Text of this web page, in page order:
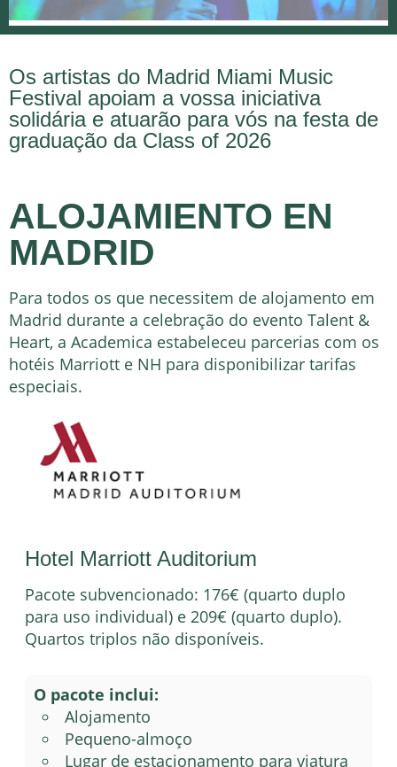
Os artistas do Madrid Miami Music
Festival apoiam a vossa iniciativa
solidária e atuarão para vós na festa de
graduação da Class of 2026
ALOJAMIENTO EN
MADRID
Para todos os que necessitem de alojamento em
Madrid durante a celebração do evento Talent &
Heart, a Academica estabeleceu parcerias com os
hotéis Marriott e NH para disponibilizar tarifas
especiais.
Hotel Marriott Auditorium
Pacote subvencionado: 176€ (quarto duplo
para uso individual) e 209€ (quarto duplo).
Quartos triplos não disponíveis.
O pacote inclui:
Alojamento
Pequeno-almoço
Lugar de estacionamento para viatura